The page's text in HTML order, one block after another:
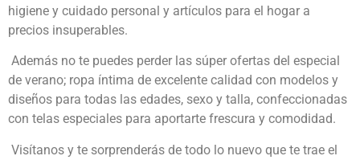
higiene y cuidado personal y artículos para el hogar a
precios insuperables.
Además no te puedes perder las súper ofertas del especial
de verano; ropa íntima de excelente calidad con modelos y
diseños para todas las edades, sexo y talla, confeccionadas
con telas especiales para aportarte frescura y comodidad.
Visítanos y te sorprenderás de todo lo nuevo que te trae el